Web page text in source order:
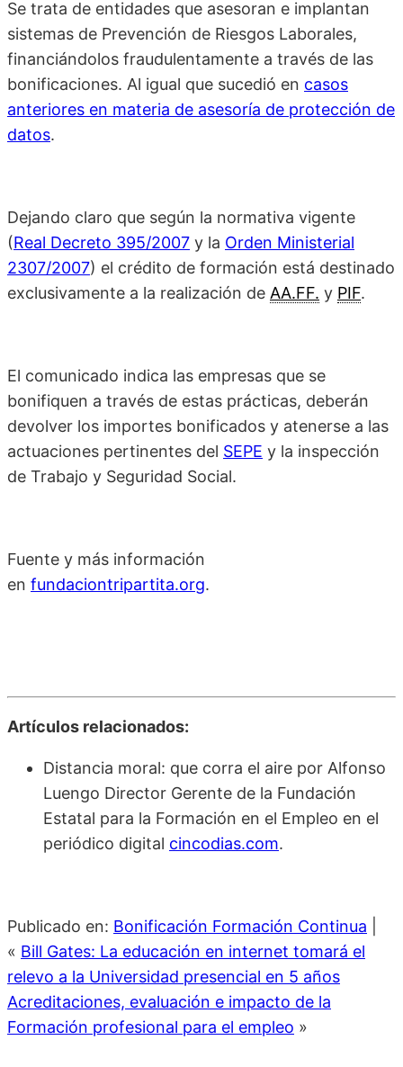
Se trata de entidades que asesoran e implantan
sistemas de Prevención de Riesgos Laborales,
financiándolos fraudulentamente a través de las
bonificaciones. Al igual que sucedió en casos
anteriores en materia de asesoría de protección de
datos.
Dejando claro que según la normativa vigente
(Real Decreto 395/2007 y la Orden Ministerial
2307/2007) el crédito de formación está destinado
exclusivamente a la realización de AA.FF. y PIF.
El comunicado indica las empresas que se
bonifiquen a través de estas prácticas, deberán
devolver los importes bonificados y atenerse a las
actuaciones pertinentes del SEPE y la inspección
de Trabajo y Seguridad Social.
Fuente y más información
en fundaciontripartita.org.
Artículos relacionados:
Distancia moral: que corra el aire por Alfonso
Luengo Director Gerente de la Fundación
Estatal para la Formación en el Empleo en el
periódico digital cincodias.com.
Publicado en: Bonificación Formación Continua
« Bill Gates: La educación en internet tomará el
relevo a la Universidad presencial en 5 años
Acreditaciones, evaluación e impacto de la
Formación profesional para el empleo »